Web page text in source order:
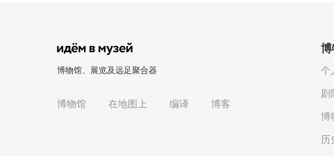
博物馆、展览及远足聚合器
博物馆 在地图上 编译 博客
个
剧
博
历